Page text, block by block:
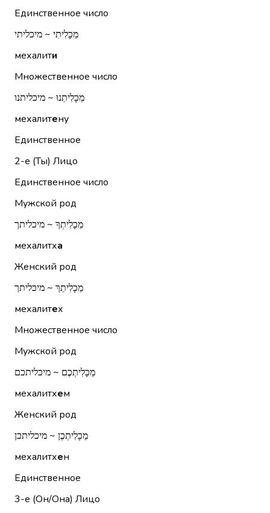
Единственное число
מֵכָלִיתִי ~ מיכליתי
мехалити
Множественное число
מֵכָלִיתֵנוּ ~ מיכליתנו
мехалитену
Единственное
2-е (Ты) Лицо
Единственное число
Мужской род
מֵכָלִיתְךָ ~ מיכליתך
мехалитха
Женский род
מֵכָלִיתֵךְ ~ מיכליתך
мехалитех
Множественное число
Мужской род
מֵכָלִיתְכֶם ~ מיכליתכם
мехалитхем
Женский род
מֵכָלִיתְכֶן ~ מיכליתכן
мехалитхен
Единственное
3-е (Он/Она) Лицо